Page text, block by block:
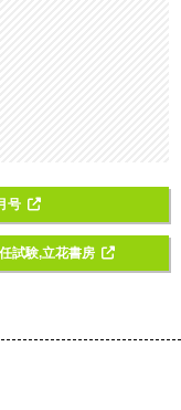
号
試験,立花書房